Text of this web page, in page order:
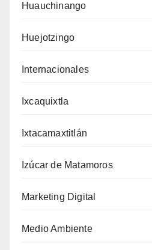
Huauchinango
Huejotzingo
Internacionales
Ixcaquixtla
Ixtacamaxtitlán
Izúcar de Matamoros
Marketing Digital
Medio Ambiente